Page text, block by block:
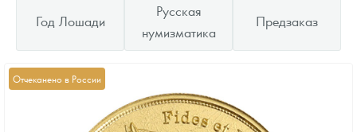
Год Лошади
Русская
нумизматика
Предзаказ
Отчеканено в России